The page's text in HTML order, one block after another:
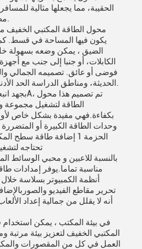
الحقيبة، مما يجعلها مثالية
محول الطاقة المكتبي الخفيف
يكون فيها المساحة في قسط.
الضيق ، يمكن وضعه بسهولة
الكابلات، أو جنبا إلى جنب مع
فوضى أو عائق. تصميمه الجمالي
الطاقة لتشغيل
بكفاءة.فهي مفيدة بشكل خاص
وحدات الطاقة الكبيرة أو
تحتاجه
بالنسبة للاعبين و محبي الوسائط
مناسبة تماما.يوفر إمدادات
أنظمة الكمبيوتر بسلاسة خلال
تحرير مقاطع الفيديو
أنه لا يقلل من جمالية إعداد
في بيئة المكتب ، يمكن
المكتبي الخفيف لتعزيز بيئة
العمل في كل من المقصورات